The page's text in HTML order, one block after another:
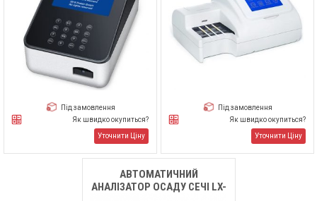
Під замовлення
Як швидко окупиться?
Уточнити Ціну
Під замовлення
Як швидко окупиться?
Уточнити Ціну
АВТОМАТИЧНИЙ
АНАЛІЗАТОР ОСАДУ СЕЧІ LX-